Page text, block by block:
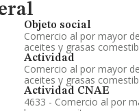
Objeto social
Comercio al por mayor
aceites y grasas
Actividad
Comercio al por mayor
aceites y grasas
Actividad CNAE
4633 - Comercio al por